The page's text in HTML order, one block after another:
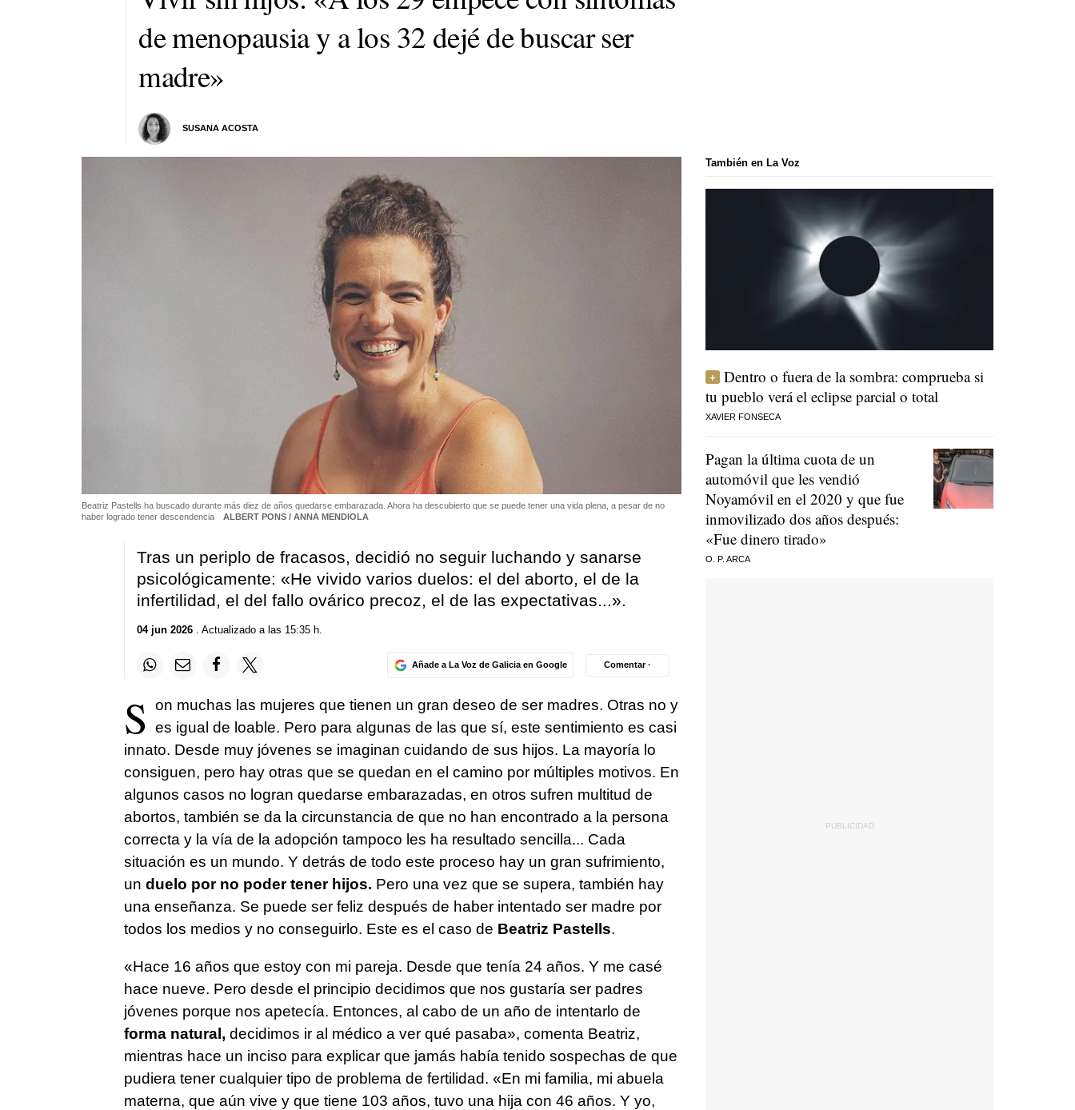
de menopausia y a los 32 dejé de buscar ser
madre»
SUSANA ACOSTA
Beatriz Pastells ha buscado durante más diez de años quedarse embarazada. Ahora ha descubierto que se puede tener una vida plena, a pesar de no
haber logrado tener descendencia
ALBERT PONS / ANNA MENDIOLA
Tras un periplo de fracasos, decidió no seguir luchando y sanarse
psicológicamente: «He vivido varios duelos: el del aborto, el de la
infertilidad, el del fallo ovárico precoz, el de las expectativas...».
04 jun 2026. Actualizado a las 15:35 h.
Añade a La Voz de Galicia en Google Comentar ·
S
on muchas las mujeres que tienen un gran deseo de ser madres. Otras no y
es igual de loable. Pero para algunas de las que sí, este sentimiento es casi
innato. Desde muy jóvenes se imaginan cuidando de sus hijos. La mayoría lo
consiguen, pero hay otras que se quedan en el camino por múltiples motivos. En
algunos casos no logran quedarse embarazadas, en otros sufren multitud de
abortos, también se da la circunstancia de que no han encontrado a la persona
correcta y la vía de la adopción tampoco les ha resultado sencilla... Cada
situación es un mundo. Y detrás de todo este proceso hay un gran sufrimiento,
un duelo por no poder tener hijos. Pero una vez que se supera, también hay
una enseñanza. Se puede ser feliz después de haber intentado ser madre por
todos los medios y no conseguirlo. Este es el caso de Beatriz Pastells.
«Hace 16 años que estoy con mi pareja. Desde que tenía 24 años. Y me casé
hace nueve. Pero desde el principio decidimos que nos gustaría ser padres
jóvenes porque nos apetecía. Entonces, al cabo de un año de intentarlo de
forma natural, decidimos ir al médico a ver qué pasaba», comenta Beatriz,
mientras hace un inciso para explicar que jamás había tenido sospechas de que
pudiera tener cualquier tipo de problema de fertilidad. «En mi familia, mi abuela
materna, que aún vive y que tiene 103 años, tuvo una hija con 46 años. Y yo,
También en La Voz
Dentro o fuera de la sombra: comprueba si
tu pueblo verá el eclipse parcial o total
XAVIER FONSECA
Pagan la última cuota de un
automóvil que les vendió
Noyamóvil en el 2020 y que fue
inmovilizado dos años después:
«Fue dinero tirado»
O. P. ARCA